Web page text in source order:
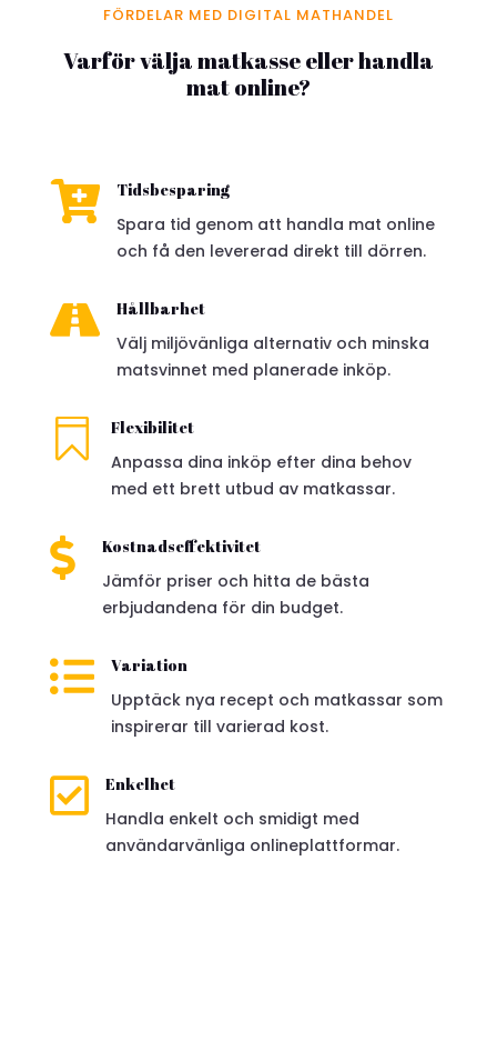
FÖRDELAR MED DIGITAL MATHANDEL
Varför välja matkasse eller handla
mat online?
 Tidsbesparing
Spara tid genom att handla mat online
och få den levererad direkt till dörren.
 Hållbarhet
Välj miljövänliga alternativ och minska
matsvinnet med planerade inköp.
 Flexibilitet
Anpassa dina inköp efter dina behov
med ett brett utbud av matkassar.
 Kostnadseffektivitet
Jämför priser och hitta de bästa
erbjudandena för din budget.
 Variation
Upptäck nya recept och matkassar som
inspirerar till varierad kost.
 Enkelhet
Handla enkelt och smidigt med
användarvänliga onlineplattformar.